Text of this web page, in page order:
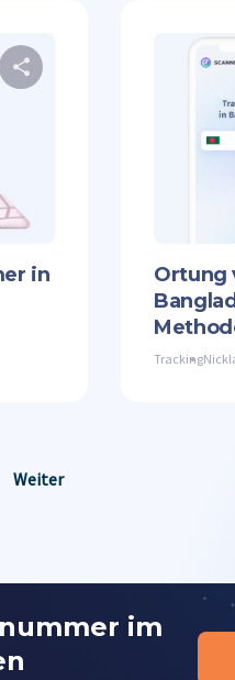
Diesen Artikel
in
Ortung
Tracking
Weiter
im